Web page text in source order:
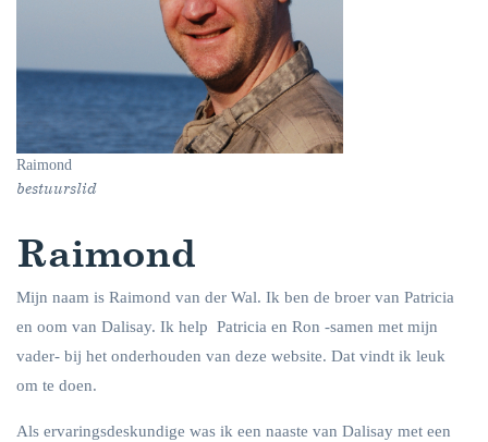
Raimond
bestuurslid
Raimond
Mijn naam is Raimond van der Wal. Ik ben de broer van Patricia
en oom van Dalisay. Ik help Patricia en Ron -samen met mijn
vader- bij het onderhouden van deze website. Dat vindt ik leuk
om te doen.
Als ervaringsdeskundige was ik een naaste van Dalisay met een